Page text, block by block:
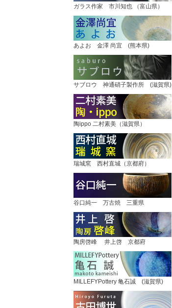
ガラス作家 市川知也 （富山県）
あよお 金澤 尚宜 (熊本県)
サブロウ 神通硝子製作所 (滋賀県)
陶ippo 二村素美（滋賀県）
瑞城窯 西村直城（京都府）
谷口純一 万古焼 三重県
陶房啓峰 井上啓 京都府
MILLEFYPottery 亀石誠 (滋賀県)